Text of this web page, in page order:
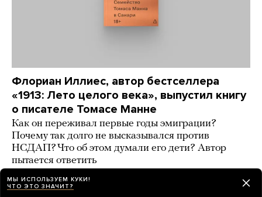
Флориан Иллиес, автор бестселлера
«1913: Лето целого века», выпустил книгу
о писателе Томасе Манне
Как он переживал первые годы эмиграции?
Почему так долго не высказывался против
НСДАП? Что об этом думали его дети? Автор
пытается ответить
ИСТОРИИ 2 дня назад
МЫ ИСПОЛЬЗУЕМ КУКИ!
ЧТО ЭТО ЗНАЧИТ?